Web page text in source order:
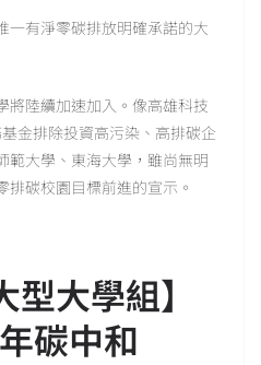
一有淨零碳排放明確承諾的大
將陸續加速加入。像高雄科技
金排除投資高污染、高排碳企
範大學、東海大學，雖尚無明
碳校園目標前進的宣示。
型大學組】
碳中和